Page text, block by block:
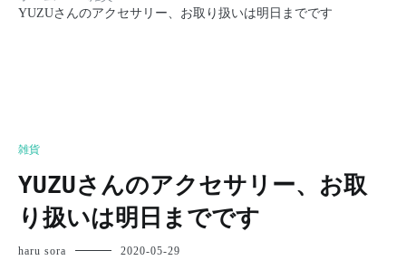
YUZUさんのアクセサリー、お取り扱いは明日までです
雑貨
YUZUさんのアクセサリー、お取
り扱いは明日までです
haru sora 2020-05-29